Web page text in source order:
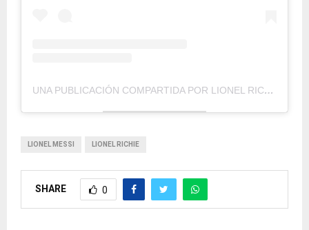
UNA PUBLICACIÓN COMPARTIDA POR LIONEL RICHIE (@LIONELRICHIE)
LIONEL MESSI LIONEL RICHIE
SHARE 0